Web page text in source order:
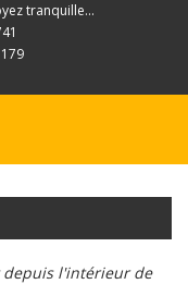
tranquille...
depuis l'intérieur de